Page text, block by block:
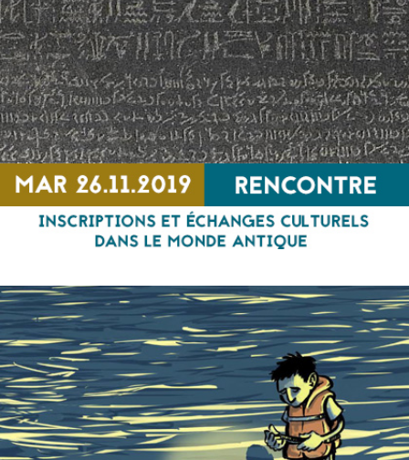
Terraferma
CINEMA
Inscriptions et échanges culturels dans le
monde antique
RENCONTRE